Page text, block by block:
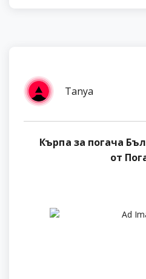
Tanya
Кърпа за погача
от